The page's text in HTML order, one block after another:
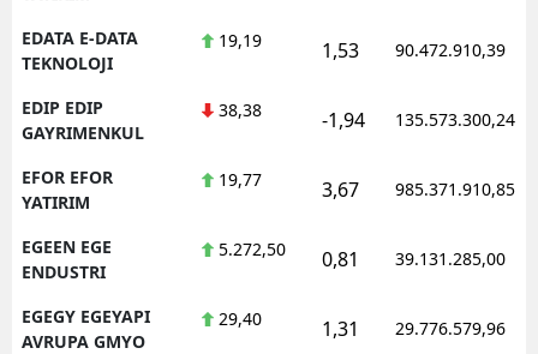
EDATA E-DATA
TEKNOLOJI
19,19 1,53 90.472.910,39
EDIP EDIP
GAYRIMENKUL
38,38 -1,94 135.573.300,24
EFOR EFOR
YATIRIM
19,77 3,67 985.371.910,85
EGEEN EGE
ENDUSTRI
5.272,50 0,81 39.131.285,00
EGEGY EGEYAPI
AVRUPA GMYO
29,40 1,31 29.776.579,96